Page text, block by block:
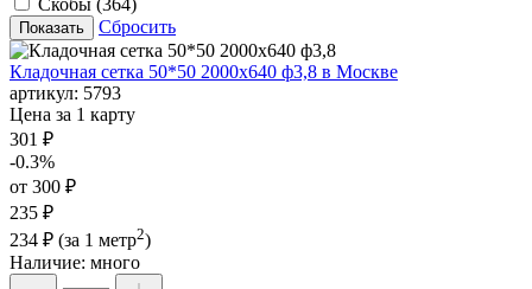
Сбросить
Кладочная сетка 50*50 2000х640 ф3,8 в Москве
артикул: 5793
Цена за 1 карту
301 ₽
-0.3%
от 300 ₽
235 ₽
234 ₽ (за 1 метр2)
Наличие: много